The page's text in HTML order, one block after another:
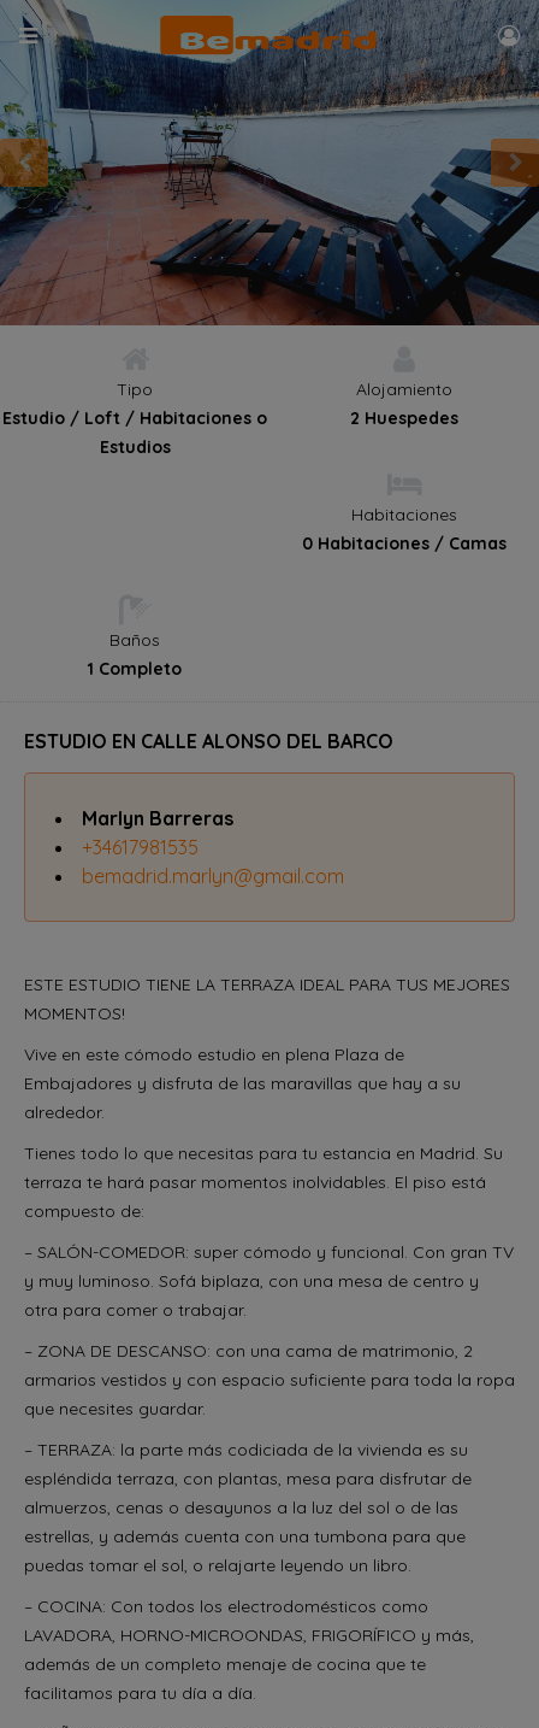
Tipo
Estudio / Loft / Habitaciones o
Estudios
Alojamiento
2 Huespedes
Habitaciones
0 Habitaciones / Camas
Baños
1 Completo
ESTUDIO EN CALLE ALONSO DEL BARCO
Marlyn Barreras
+34617981535
bemadrid.marlyn@gmail.com
ESTE ESTUDIO TIENE LA TERRAZA IDEAL PARA TUS MEJORES
MOMENTOS!
Vive en este cómodo estudio en plena Plaza de
Embajadores y disfruta de las maravillas que hay a su
alrededor.
Tienes todo lo que necesitas para tu estancia en Madrid. Su
terraza te hará pasar momentos inolvidables. El piso está
compuesto de:
– SALÓN-COMEDOR: super cómodo y funcional. Con gran TV
y muy luminoso. Sofá biplaza, con una mesa de centro y
otra para comer o trabajar.
– ZONA DE DESCANSO: con una cama de matrimonio, 2
armarios vestidos y con espacio suficiente para toda la ropa
que necesites guardar.
– TERRAZA: la parte más codiciada de la vivienda es su
espléndida terraza, con plantas, mesa para disfrutar de
almuerzos, cenas o desayunos a la luz del sol o de las
estrellas, y además cuenta con una tumbona para que
puedas tomar el sol, o relajarte leyendo un libro.
– COCINA: Con todos los electrodomésticos como
LAVADORA, HORNO-MICROONDAS, FRIGORÍFICO y más,
además de un completo menaje de cocina que te
facilitamos para tu día a día.